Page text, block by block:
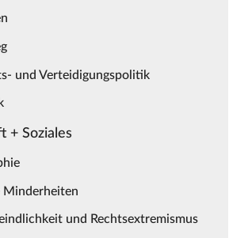
und Verteidigungspolitik
+ Soziales
Minderheiten
und Rechtsextremismus